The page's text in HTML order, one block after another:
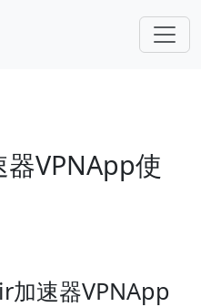
VPNApp使
加速器VPNApp